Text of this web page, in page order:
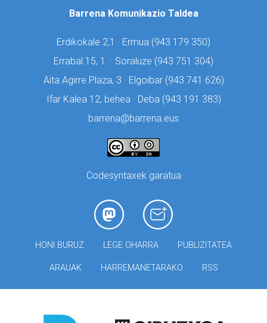
Barrena Komunikazio Taldea
Erdikokale 2,1 · Ermua (943 179 350)
Errabal 15, 1. · Soraluze (943 751 304)
Aita Agirre Plaza, 3 · Elgoibar (943 741 626)
Ifar Kalea 12, behea · Deba (943 191 383)
barrena@barrena.eus
Codesyntaxek garatua
HONI BURUZ LEGE OHARRA PUBLIZITATEA
ARAUAK HARREMANETARAKO RSS